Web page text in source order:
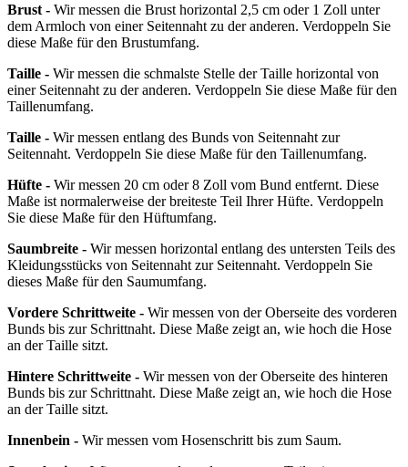
Brust - Wir messen die Brust horizontal 2,5 cm oder 1 Zoll unter
dem Armloch von einer Seitennaht zu der anderen. Verdoppeln Sie
diese Maße für den Brustumfang.
Taille - Wir messen die schmalste Stelle der Taille horizontal von
einer Seitennaht zu der anderen. Verdoppeln Sie diese Maße für den
Taillenumfang.
Taille - Wir messen entlang des Bunds von Seitennaht zur
Seitennaht. Verdoppeln Sie diese Maße für den Taillenumfang.
Hüfte - Wir messen 20 cm oder 8 Zoll vom Bund entfernt. Diese
Maße ist normalerweise der breiteste Teil Ihrer Hüfte. Verdoppeln
Sie diese Maße für den Hüftumfang.
Saumbreite - Wir messen horizontal entlang des untersten Teils des
Kleidungsstücks von Seitennaht zur Seitennaht. Verdoppeln Sie
dieses Maße für den Saumumfang.
Vordere Schrittweite - Wir messen von der Oberseite des vorderen
Bunds bis zur Schrittnaht. Diese Maße zeigt an, wie hoch die Hose
an der Taille sitzt.
Hintere Schrittweite - Wir messen von der Oberseite des hinteren
Bunds bis zur Schrittnaht. Diese Maße zeigt an, wie hoch die Hose
an der Taille sitzt.
Innenbein - Wir messen vom Hosenschritt bis zum Saum.